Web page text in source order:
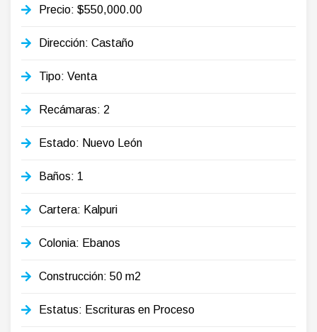
Precio: $550,000.00
Dirección: Castaño
Tipo: Venta
Recámaras: 2
Estado: Nuevo León
Baños: 1
Cartera: Kalpuri
Colonia: Ebanos
Construcción: 50 m2
Estatus: Escrituras en Proceso